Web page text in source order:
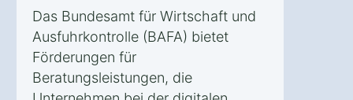
Das Bundesamt für Wirtschaft und
Ausfuhrkontrolle (BAFA) bietet
Förderungen für
Beratungsleistungen, die